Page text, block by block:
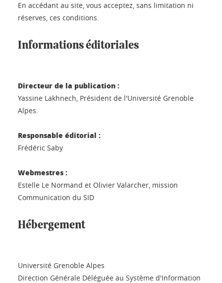
En accédant au site, vous acceptez, sans limitation ni
réserves, ces conditions.
Informations éditoriales
Directeur de la publication :
Yassine Lakhnech, Président de l'Université Grenoble
Alpes.
Responsable éditorial :
Frédéric Saby
Webmestres :
Estelle Le Normand et Olivier Valarcher, mission
Communication du SID
Hébergement
Université Grenoble Alpes
Direction Générale Déléguée au Système d'Information